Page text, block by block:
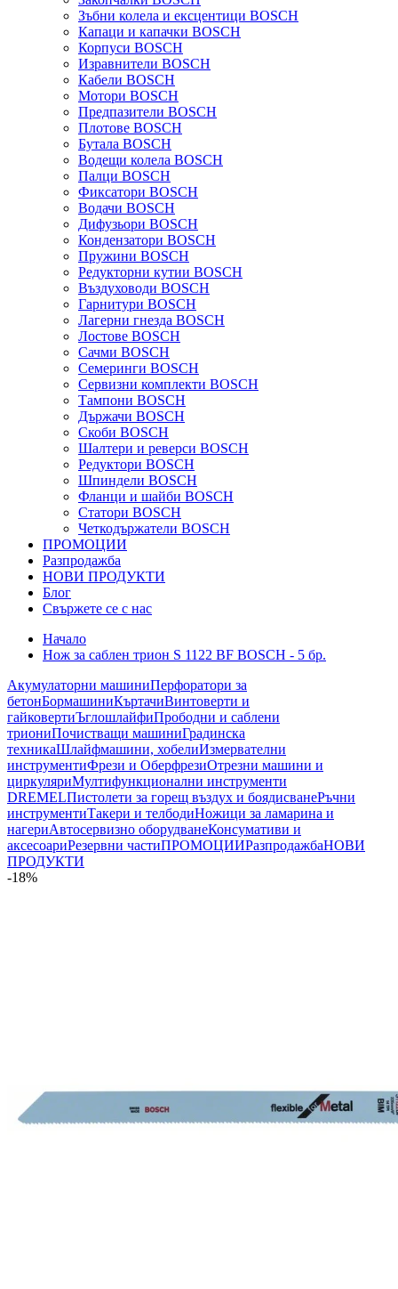
Зъбни колела и ексцентици BOSCH
Капаци и капачки BOSCH
Корпуси BOSCH
Изравнители BOSCH
Кабели BOSCH
Мотори BOSCH
Предпазители BOSCH
Плотове BOSCH
Бутала BOSCH
Водещи колела BOSCH
Палци BOSCH
Фиксатори BOSCH
Водачи BOSCH
Дифузьори BOSCH
Кондензатори BOSCH
Пружини BOSCH
Редукторни кутии BOSCH
Въздуховоди BOSCH
Гарнитури BOSCH
Лагерни гнезда BOSCH
Лостове BOSCH
Сачми BOSCH
Семеринги BOSCH
Сервизни комплекти BOSCH
Тампони BOSCH
Държачи BOSCH
Скоби BOSCH
Шалтери и реверси BOSCH
Редуктори BOSCH
Шпиндели BOSCH
Фланци и шайби BOSCH
Статори BOSCH
Четкодържатели BOSCH
ПРОМОЦИИ
Разпродажба
НОВИ ПРОДУКТИ
Блог
Свържете се с нас
Начало
Нож за саблен трион S 1122 BF BOSCH - 5 бр.
Акумулаторни машиниПерфоратори за
бетонБормашиниКъртачиВинтоверти и
гайковертиЪглошлайфиПрободни и саблени
триониПочистващи машиниГрадинска
техникаШлайфмашини, хобелиИзмервателни
инструментиФрези и ОберфрезиОтрезни машини и
циркуляриМултифункционални инструменти
DREMELПистолети за горещ въздух и боядисванеРъчни
инструментиТакери и телбодиНожици за ламарина и
нагериАвтосервизно оборудванеКонсумативи и
аксесоариРезервни частиПРОМОЦИИРазпродажбаНОВИ
ПРОДУКТИ
-18%